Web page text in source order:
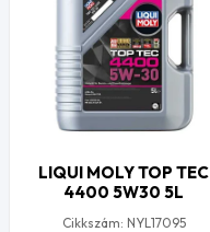
LIQUI MOLY TOP TEC
4400 5W30 5L
Cikkszám: NYL17095